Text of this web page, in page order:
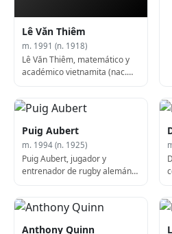
Lê Văn Thiêm
m. 1991 (n. 1918)
Lê Văn Thiêm, matemático y
académico vietnamita (nac.
Puig Aubert
m. 1994 (n. 1925)
Puig Aubert, jugador y
entrenador de rugby alemán-
Anthony Quinn